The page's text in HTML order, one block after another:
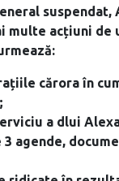
multe acțiuni de
cărora în
a dlui
agende,